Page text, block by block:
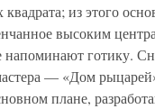
из этого
высоким
напоминают готику.
— «Дом
плане,